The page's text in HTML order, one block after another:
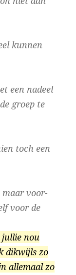
kunnen
een nadeel
groep te
toch een
voor-
voor de
jullie nou
dikwijls zo
allemaal zo